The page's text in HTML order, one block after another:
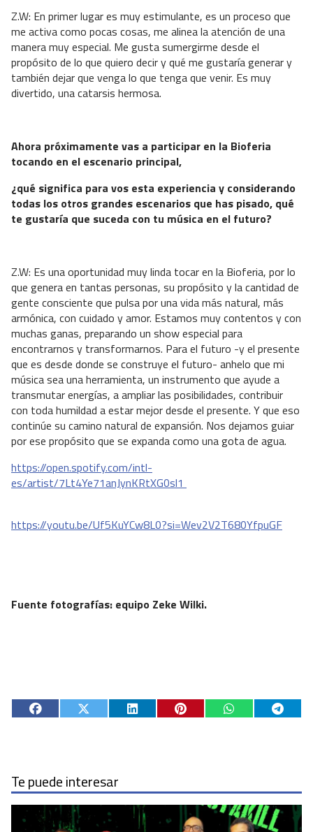
Z.W: En primer lugar es muy estimulante, es un proceso que
me activa como pocas cosas, me alinea la atención de una
manera muy especial. Me gusta sumergirme desde el
propósito de lo que quiero decir y qué me gustaría generar y
también dejar que venga lo que tenga que venir. Es muy
divertido, una catarsis hermosa.
Ahora próximamente vas a participar en la Bioferia
tocando en el escenario principal,
¿qué significa para vos esta experiencia y considerando
todas los otros grandes escenarios que has pisado, qué
te gustaría que suceda con tu música en el futuro?
Z.W: Es una oportunidad muy linda tocar en la Bioferia, por lo
que genera en tantas personas, su propósito y la cantidad de
gente consciente que pulsa por una vida más natural, más
armónica, con cuidado y amor. Estamos muy contentos y con
muchas ganas, preparando un show especial para
encontrarnos y transformarnos. Para el futuro -y el presente
que es desde donde se construye el futuro- anhelo que mi
música sea una herramienta, un instrumento que ayude a
transmutar energías, a ampliar las posibilidades, contribuir
con toda humildad a estar mejor desde el presente. Y que eso
continúe su camino natural de expansión. Nos dejamos guiar
por ese propósito que se expanda como una gota de agua.
https://open.spotify.com/intl-
es/artist/7Lt4Ye71anJynKRtXG0sl1
https://youtu.be/Uf5KuYCw8L0?si=Wev2V2T680YfpuGF
Fuente fotografías: equipo Zeke Wilki.
Te puede interesar